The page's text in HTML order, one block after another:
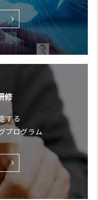
修
する
プログラム